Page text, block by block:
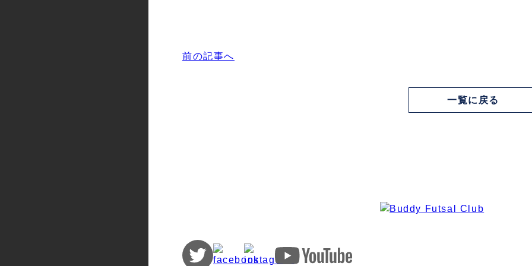
前の記事へ
一覧に戻る